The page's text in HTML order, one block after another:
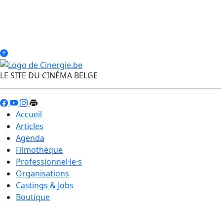
LE SITE DU CINÉMA BELGE
Accueil
Articles
Agenda
Filmothèque
Professionnel·le·s
Organisations
Castings & Jobs
Boutique